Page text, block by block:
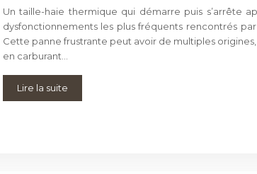
Un taille-haie thermique qui démarre puis s’arrête
dysfonctionnements les plus fréquents rencontrés
Cette panne frustrante peut avoir de multiples
en carburant…
Lire la suite